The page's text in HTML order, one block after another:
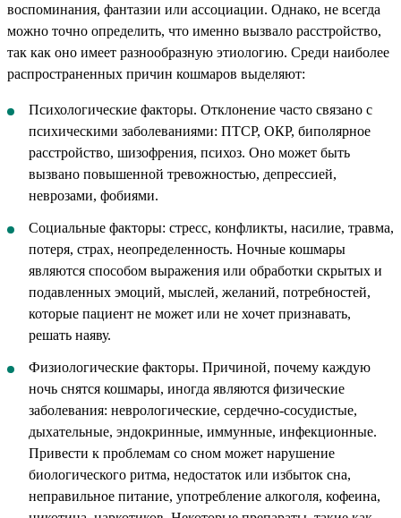
воспоминания, фантазии или ассоциации. Однако, не всегда
можно точно определить, что именно вызвало расстройство,
так как оно имеет разнообразную этиологию. Среди наиболее
распространенных причин кошмаров выделяют:
Психологические факторы. Отклонение часто связано с
психическими заболеваниями: ПТСР, ОКР, биполярное
расстройство, шизофрения, психоз. Оно может быть
вызвано повышенной тревожностью, депрессией,
неврозами, фобиями.
Социальные факторы: стресс, конфликты, насилие, травма,
потеря, страх, неопределенность. Ночные кошмары
являются способом выражения или обработки скрытых и
подавленных эмоций, мыслей, желаний, потребностей,
которые пациент не может или не хочет признавать,
решать наяву.
Физиологические факторы. Причиной, почему каждую
ночь снятся кошмары, иногда являются физические
заболевания: неврологические, сердечно-сосудистые,
дыхательные, эндокринные, иммунные, инфекционные.
Привести к проблемам со сном может нарушение
биологического ритма, недостаток или избыток сна,
неправильное питание, употребление алкоголя, кофеина,